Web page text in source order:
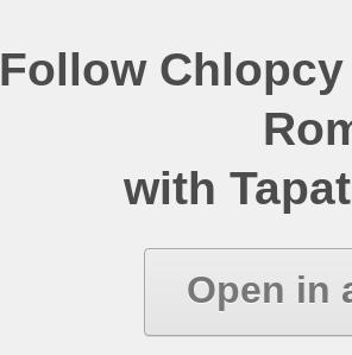
Follow
with
Open in